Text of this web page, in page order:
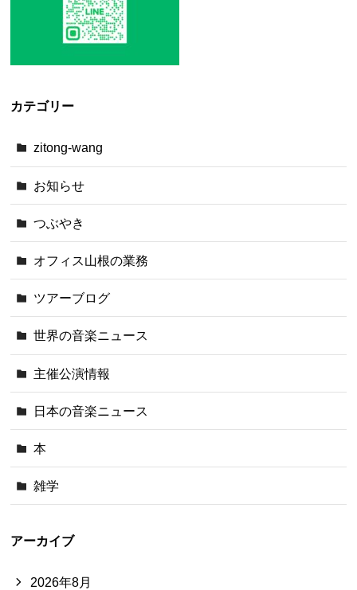
カテゴリー
zitong-wang
お知らせ
つぶやき
オフィス山根の業務
ツアーブログ
世界の音楽ニュース
主催公演情報
日本の音楽ニュース
本
雑学
アーカイブ
2026年8月